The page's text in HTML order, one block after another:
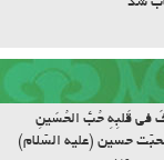
فی قَلبِهِ حُبَّ الحُسَینِ
حسین (علیه السّلام)